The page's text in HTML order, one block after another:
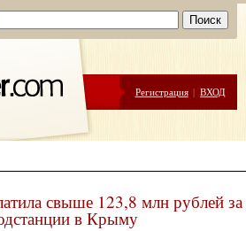
Регистрация | ВХОД
свыше 123,8 млн рублей
в Крыму